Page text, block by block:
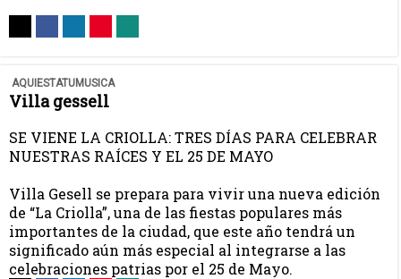
AQUIESTATUMUSICA
Villa gessell
SE VIENE LA CRIOLLA: TRES DÍAS PARA CELEBRAR
NUESTRAS RAÍCES Y EL 25 DE MAYO
Villa Gesell se prepara para vivir una nueva edición
de “La Criolla”, una de las fiestas populares más
importantes de la ciudad, que este año tendrá un
significado aún más especial al integrarse a las
celebraciones patrias por el 25 de Mayo.